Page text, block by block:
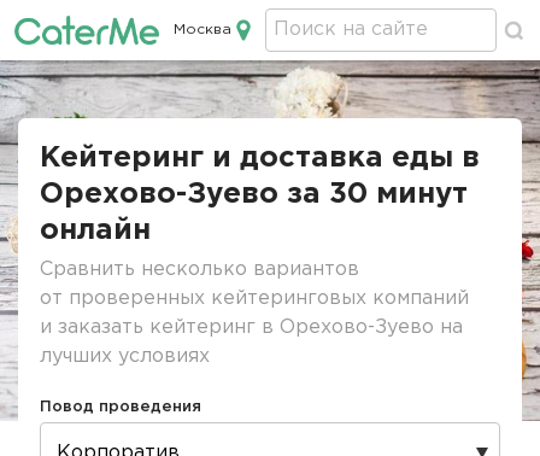
Кейтеринг в Москве
Москва
Строка
Кейтеринг и доставка еды в
Орехово-Зуево за 30 минут
онлайн
Сравнить несколько вариантов
от проверенных кейтеринговых компаний
и заказать кейтеринг в Орехово-Зуево на
лучших условиях
Повод проведения